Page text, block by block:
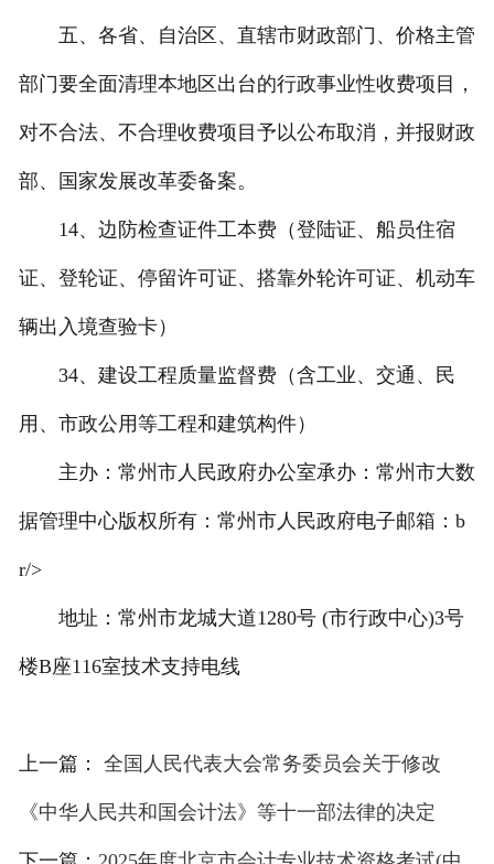
五、各省、自治区、直辖市财政部门、价格主管
部门要全面清理本地区出台的行政事业性收费项目，
对不合法、不合理收费项目予以公布取消，并报财政
部、国家发展改革委备案。
14、边防检查证件工本费（登陆证、船员住宿
证、登轮证、停留许可证、搭靠外轮许可证、机动车
辆出入境查验卡）
34、建设工程质量监督费（含工业、交通、民
用、市政公用等工程和建筑构件）
主办：常州市人民政府办公室承办：常州市大数
据管理中心版权所有：常州市人民政府电子邮箱：b
r/>
地址：常州市龙城大道1280号 (市行政中心)3号
楼B座116室技术支持电线
上一篇： 全国人民代表大会常务委员会关于修改
《中华人民共和国会计法》等十一部法律的决定